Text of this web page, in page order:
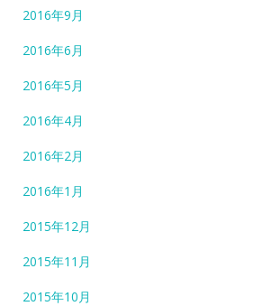
2016年9月
2016年6月
2016年5月
2016年4月
2016年2月
2016年1月
2015年12月
2015年11月
2015年10月